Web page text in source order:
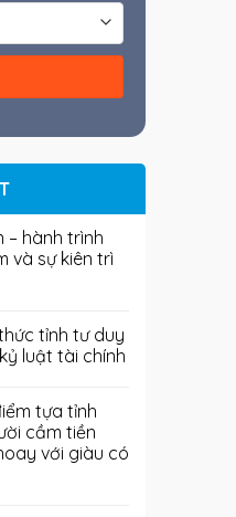
– hành trình
và sự kiên trì
tỉnh tư duy
luật tài chính
tựa tỉnh
cầm tiền
với giàu có